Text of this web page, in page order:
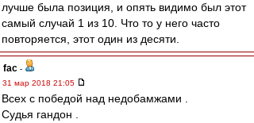
лучше была позиция, и опять видимо был этот
самый случай 1 из 10. Что то у него часто
повторяется, этот один из десяти.
fac -
31 мар 2018 21:05
Всех с победой над недобамжами .
Судья гандон .